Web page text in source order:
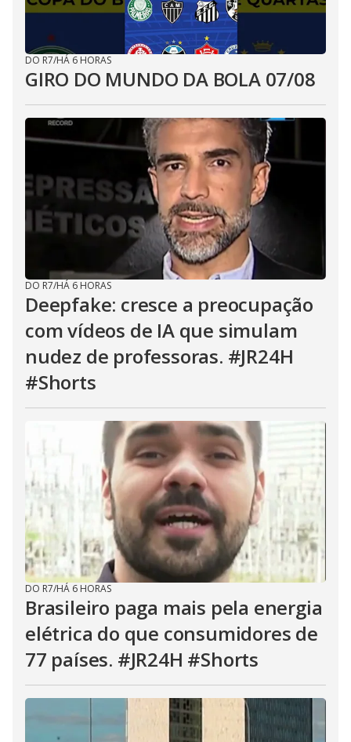
DO R7/HÁ 6 HORAS
GIRO DO MUNDO DA BOLA 07/08
DO R7/HÁ 6 HORAS
Deepfake: cresce a preocupação
com vídeos de IA que simulam
nudez de professoras. #JR24H
#Shorts
DO R7/HÁ 6 HORAS
Brasileiro paga mais pela energia
elétrica do que consumidores de
77 países. #JR24H #Shorts